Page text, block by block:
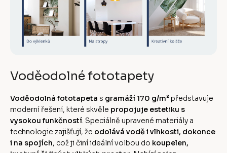
Voděodolné fototapety
Voděodolná fototapeta s gramáží 170 g/m² představuje
moderní řešení, které skvěle propojuje estetiku s
vysokou funkčností. Speciálně upravené materiály a
technologie zajišťují, že odolává vodě i vlhkosti, dokonce
i na spojích, což ji činí ideální volbou do koupelen,